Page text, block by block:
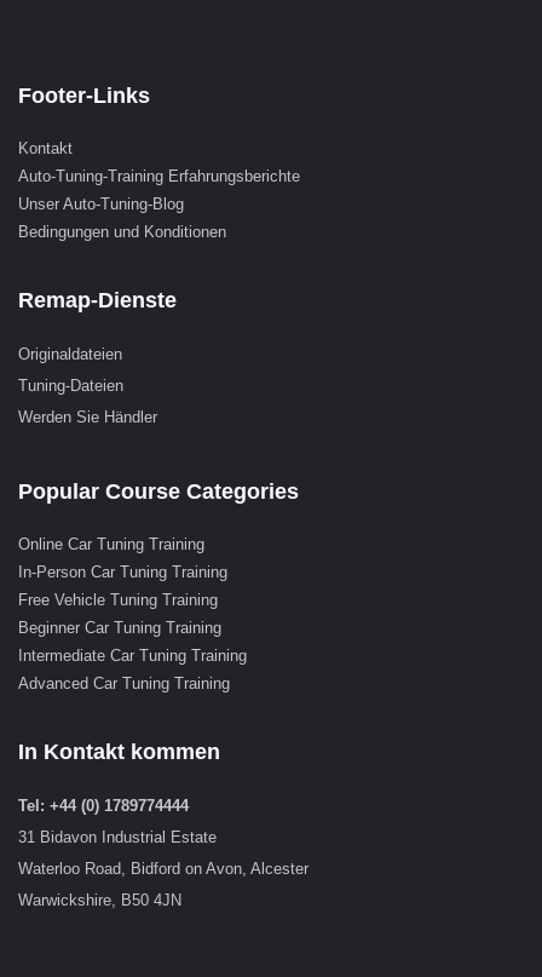
Footer-Links
Kontakt
Auto-Tuning-Training Erfahrungsberichte
Unser Auto-Tuning-Blog
Bedingungen und Konditionen
Remap-Dienste
Originaldateien
Tuning-Dateien
Werden Sie Händler
Popular Course Categories
Online Car Tuning Training
In-Person Car Tuning Training
Free Vehicle Tuning Training
Beginner Car Tuning Training
Intermediate Car Tuning Training
Advanced Car Tuning Training
In Kontakt kommen
Tel: +44 (0) 1789774444
31 Bidavon Industrial Estate
Waterloo Road, Bidford on Avon, Alcester
Warwickshire, B50 4JN